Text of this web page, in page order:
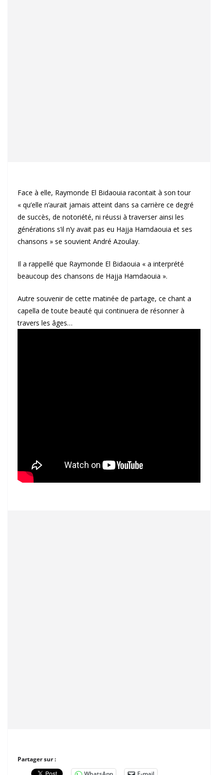
Face à elle, Raymonde El Bidaouia racontait à son tour
« qu’elle n’aurait jamais atteint dans sa carrière ce degré
de succès, de notoriété, ni réussi à traverser ainsi les
générations s’il n’y avait pas eu Hajja Hamdaouia et ses
chansons » se souvient André Azoulay.
Il a rappellé que Raymonde El Bidaouia « a interprété
beaucoup des chansons de Hajja Hamdaouia ».
Autre souvenir de cette matinée de partage, ce chant a
capella de toute beauté qui continuera de résonner à
travers les âges…
Partager sur :